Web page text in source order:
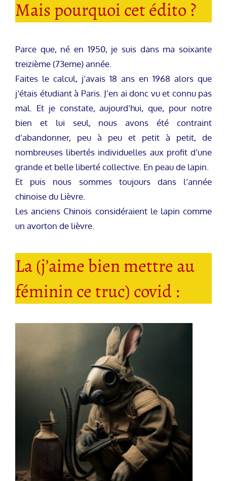
Mais pourquoi cet édito ?
Parce que, né en 1950, je suis dans ma soixante
treizième (73eme) année.
Faites le calcul, j’avais 18 ans en 1968 alors que
j’étais étudiant à Paris. J’en ai donc vu et connu pas
mal. Et je constate, aujourd’hui, que, pour notre
bien et lui seul, nous avons été contraint
d’abandonner, peu à peu et petit à petit, de
nombreuses libertés individuelles aux profit d’une
grande et belle liberté collective. En peau de lapin.
Et puis nous sommes toujours dans l’année
chinoise du Lièvre.
Les anciens Chinois considéraient le lapin comme
un avorton de lièvre.
La (j’aime bien mettre au
féminin ce truc) covid :